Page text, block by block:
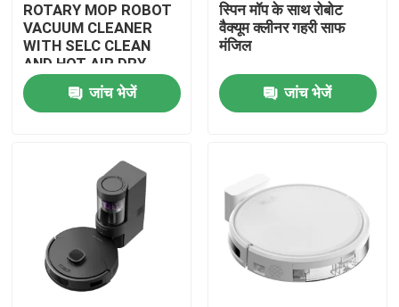
उत्पादों
ROTARY MOP ROBOT
VACUUM CLEANER
WITH SELC CLEAN
AND HOT AIR DRY
MOP
जांच भेजें
स्पिन मॉप के साथ रोबोट
वैक्यूम क्लीनर गहरी साफ
मंजिल
जांच भेजें